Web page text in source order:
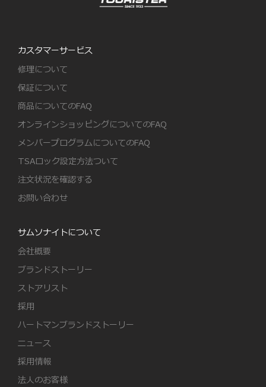
カスタマーサービス
修理について
保証について
商品についてのFAQ
オンラインショッピングについてのFAQ
メンバープログラムについてのFAQ
TSAロック設定方法ついて
注文状況を確認する
お問い合わせ
サムソナイトについて
会社概要
ブランドストーリー
ストアリスト
採用
ハートマンブランドストーリー
ニュース
採用情報
法人のお客様